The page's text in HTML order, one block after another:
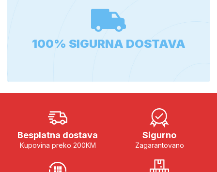
100% SIGURNA DOSTAVA
Besplatna dostava
Kupovina preko 200KM
Sigurno
Zagarantovano